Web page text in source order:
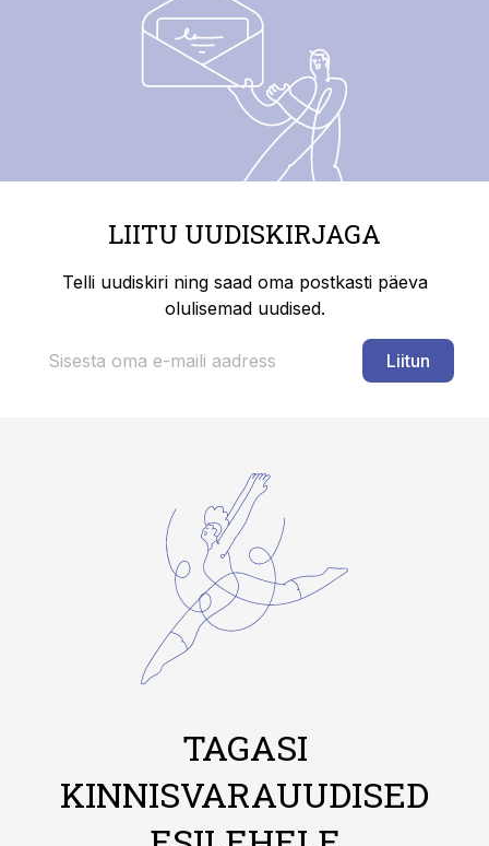
LIITU UUDISKIRJAGA
Telli uudiskiri ning saad oma postkasti päeva
olulisemad uudised.
Liitun
TAGASI
KINNISVARAUUDISED